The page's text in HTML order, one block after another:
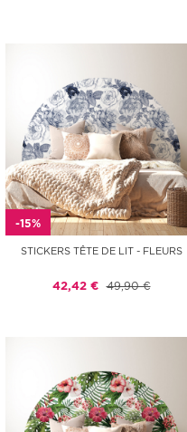
-15%
STICKERS TÊTE DE LIT - FLEURS
42,42 € 49,90 €